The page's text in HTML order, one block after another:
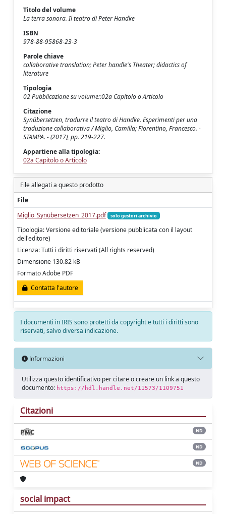
Titolo del volume
La terra sonora. Il teatro di Peter Handke
ISBN
978-88-95868-23-3
Parole chiave
collaborative translation; Peter handle's Theater; didactics of
literature
Tipologia
02 Pubblicazione su volume::02a Capitolo o Articolo
Citazione
Synübersetzen, tradurre il teatro di Handke. Esperimenti per una
traduzione collaborativa / Miglio, Camilla; Fiorentino, Francesco. -
STAMPA. - (2017), pp. 219-227.
Appartiene alla tipologia:
02a Capitolo o Articolo
File allegati a questo prodotto
File
Miglio_Synübersetzen_2017.pdf
solo gestori archivio
Tipologia: Versione editoriale (versione pubblicata con il layout
dell'editore)
Licenza: Tutti i diritti riservati (All rights reserved)
Dimensione 130.82 kB
Formato Adobe PDF
Contatta l'autore
I documenti in IRIS sono protetti da copyright e tutti i diritti sono
riservati, salvo diversa indicazione.
Informazioni
Utilizza questo identificativo per citare o creare un link a questo
documento: https://hdl.handle.net/11573/1109751
Citazioni
ND
ND
ND
social impact